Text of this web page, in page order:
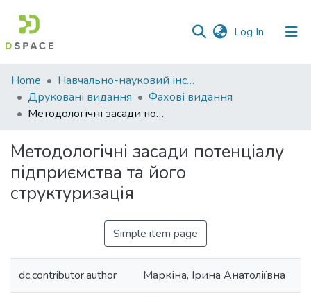
Log In (current)
Communities
&
Collections
Statistics
Home
Навчально-науковий інститут економіки, управління, права та інформаційних технологій
Друковані видання
Фахові видання
Методологічні засади потенціалу підприємства та його структуризація
Методологічні засади потенціалу
підприємства та його
структуризація
Simple item page
dc.contributor.author Маркіна, Ірина Анатоліївна